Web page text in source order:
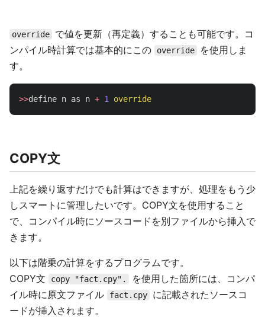
override
で値を更新（再定義）することも可能です。コ
ンパイル時計算では基本的にこの
override
を使用しま
す。
>>define n as n + 1 override
COPY文
上記を繰り返すだけでも計算はできますが、処理をもう少
しスマートに管理したいです。COPY文を使用すること
で、コンパイル時にソースコードを別ファイルから挿入で
きます。
以下は階乗の計算をするプログラムです。
COPY文
copy "fact.cpy".
を使用した箇所には、コンパ
イル時に原文ファイル
fact.cpy
に記載されたソースコ
ードが挿入されます。